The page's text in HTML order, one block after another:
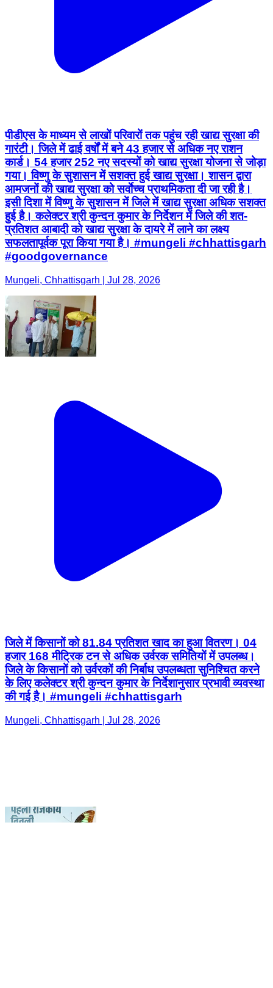
पीडीएस के माध्यम से लाखों परिवारों तक पहुंच रही खाद्य सुरक्षा की
इसी दिशा में विष्णु के सुशासन में जिले में खाद्य सुरक्षा अधिक सशक्त
हुई है। कलेक्टर श्री कुन्दन कुमार के निर्देशन में जिले की शत-
प्रतिशत आबादी को खाद्य सुरक्षा के दायरे में लाने का लक्ष्य
सफलतापूर्वक पूरा किया गया है। #mungeli #chhattisgarh
#goodgovernance
Mungeli, Chhattisgarh | Jul 28, 2026
जिले में किसानों को 81.84 प्रतिशत खाद का हुआ वितरण। 04
हजार 168 मीट्रिक टन से अधिक उर्वरक समितियों में उपलब्ध।
Mungeli, Chhattisgarh | Jul 28, 2026